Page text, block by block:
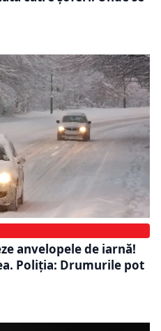
anvelopele de iarnă!
Poliția: Drumurile pot